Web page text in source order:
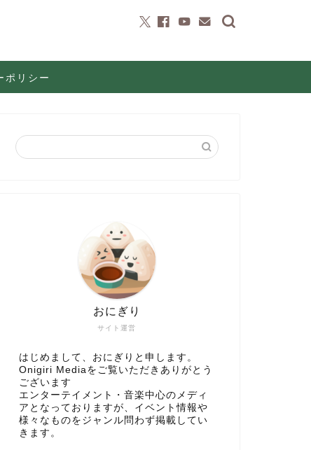
ポリシー
サイト運営
おにぎり
はじめまして、おにぎりと申します。
Onigiri Mediaをご覧いただきありがとう
ございます
エンターテイメント・音楽中心のメディ
アとなっておりますが、イベント情報や
様々なものをジャンル問わず掲載してい
きます。